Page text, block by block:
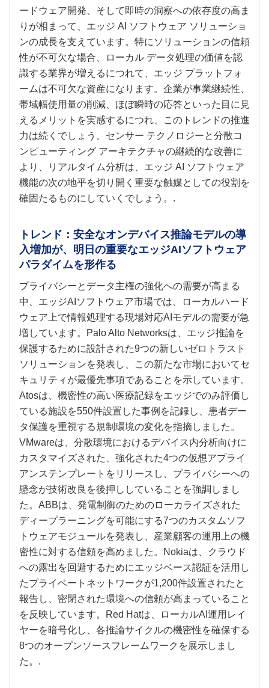
ードウェア開発、そして即時の洞察への依存度の高ま
りが相まって、エッジ AI ソフトウェア ソリューショ
ンの成長を支えています。特にソリューションの信頼
性が不可欠な場合、ローカル データ処理の価値を認
識する業界が増えるにつれて、エッジ プラットフォ
ームは不可欠な資産になります。企業が事業継続性、
帯域幅使用量の削減、ほぼ瞬時の応答といった目に見
えるメリットを実感するにつれ、このトレンドの推進
力は続くでしょう。センサー テクノロジーと分散コ
ンピューティング アーキテクチャの継続的な改善に
より、リアルタイム分析は、エッジ AI ソフトウェア
機能の次の地平を切り開く重要な触媒としての役割を
確固たるものにしていくでしょう。.
トレンド：安全なオンデバイス推論モデルの導
入増加が、明日の重要なエッジAIソフトウェア
パラダイムを形作る
プライバシーとデータ主権の強化への需要が高まる
中、エッジAIソフトウェア市場では、ローカルハード
ウェア上で情報処理する現場対応AIモデルの需要が急
増しています。Palo Alto Networksは、エッジ推論を
保護するために設計された9つの新しいゼロトラスト
ソリューションを発表し、この新たな市場においてセ
キュリティが最優先事項であることを示しています。
Atosは、機密性の高い医療記録をエッジでのみ評価し
ている施設を550件設置した事例を記録し、患者デー
タ保護を重視する規制環境の変化を指摘しました。
VMwareは、分散環境におけるデバイス内分析向けに
カスタマイズされた、強化された4つの仮想アプライ
アンステンプレートをリリースし、プライバシーへの
懸念が技術改良を後押ししていることを強調しまし
た。ABBは、発電制御のためのローカライズされた
ディープラーニングを可能にする7つのカスタムソフ
トウェアモジュールを発表し、産業顧客の運用上の機
密性に対する信頼を高めました。Nokiaは、クラウド
への露出を回避するためにエッジベース認証を活用し
たプライベートネットワークが1,200件設置されたと
報告し、密閉された環境への信頼が高まっていること
を反映しています。Red Hatは、ローカルAI運用レイ
ヤーを暗号化し、各推論サイクルの機密性を確保する
8つのオープンソースフレームワークを展示しまし
た。.